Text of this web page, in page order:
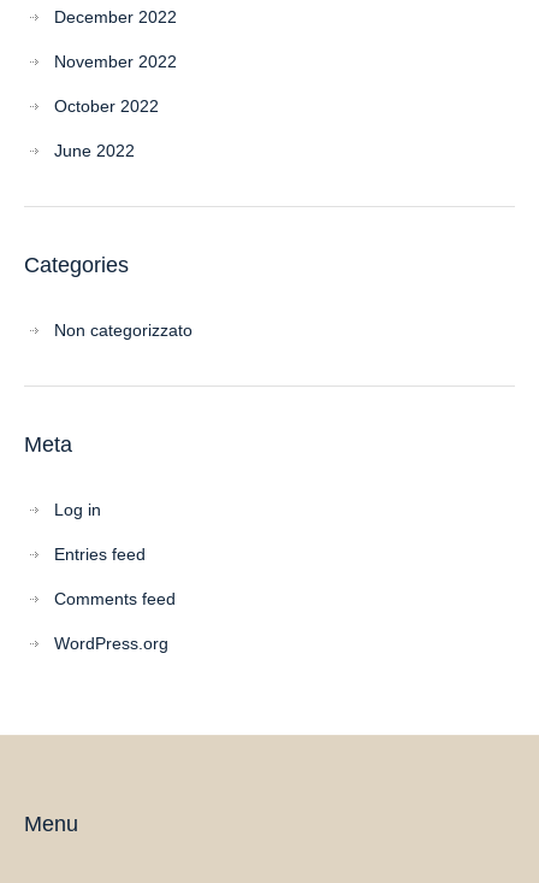
December 2022
November 2022
October 2022
June 2022
Categories
Non categorizzato
Meta
Log in
Entries feed
Comments feed
WordPress.org
Menu